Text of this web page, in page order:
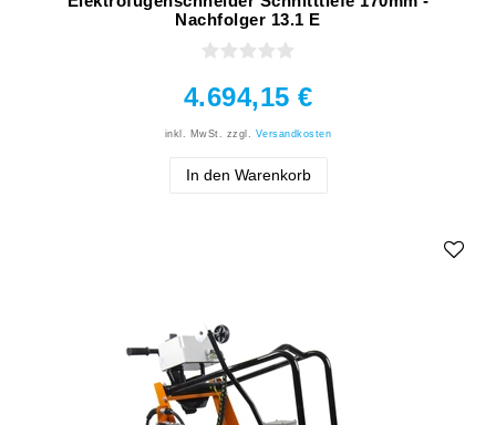
Nachfolger 13.1 E
4.694,15 €
inkl. MwSt. zzgl. Versandkosten
In den Warenkorb